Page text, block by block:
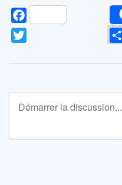
Facebook